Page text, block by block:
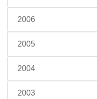
2006
2005
2004
2003